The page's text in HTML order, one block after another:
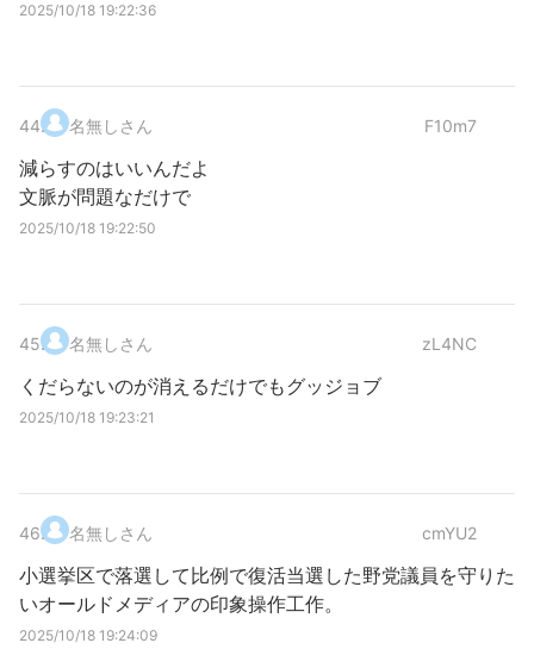
2025/10/18 19:22:36
44. 名無しさん F10m7
減らすのはいいんだよ
文脈が問題なだけで
2025/10/18 19:22:50
45. 名無しさん zL4NC
くだらないのが消えるだけでもグッジョブ
2025/10/18 19:23:21
46. 名無しさん cmYU2
小選挙区で落選して比例で復活当選した野党議員を守りた
いオールドメディアの印象操作工作。
2025/10/18 19:24:09